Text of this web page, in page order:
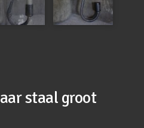
staal groot